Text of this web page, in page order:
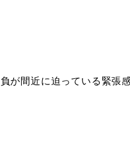
が間近に迫っている緊張